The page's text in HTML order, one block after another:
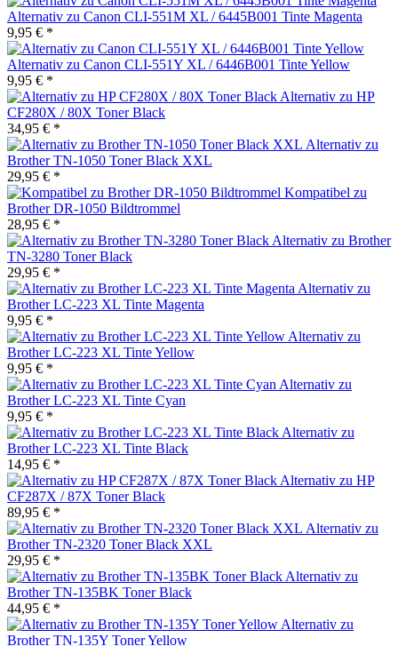
Alternativ zu Canon CLI-551M XL / 6445B001 Tinte Magenta
9,95 € *
Alternativ zu Canon CLI-551Y XL / 6446B001 Tinte Yellow
9,95 € *
Alternativ zu HP
CF280X / 80X Toner Black
34,95 € *
Alternativ zu
Brother TN-1050 Toner Black XXL
29,95 € *
Kompatibel zu
Brother DR-1050 Bildtrommel
28,95 € *
Alternativ zu Brother
TN-3280 Toner Black
29,95 € *
Alternativ zu
Brother LC-223 XL Tinte Magenta
9,95 € *
Alternativ zu
Brother LC-223 XL Tinte Yellow
9,95 € *
Alternativ zu
Brother LC-223 XL Tinte Cyan
9,95 € *
Alternativ zu
Brother LC-223 XL Tinte Black
14,95 € *
Alternativ zu HP
CF287X / 87X Toner Black
89,95 € *
Alternativ zu
Brother TN-2320 Toner Black XXL
29,95 € *
Alternativ zu
Brother TN-135BK Toner Black
44,95 € *
Alternativ zu
Brother TN-135Y Toner Yellow